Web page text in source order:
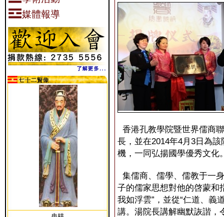
媒體報導
香港孔教學院暨世界儒商
長，並在2014年4月3日為
機，一同弘揚國學優秀文化
集儒商、儒學、儒教于一
子的儒家思想對他的啓蒙和
我如浮雲”，並從“仁道、義
講。湯院長講解幽默詼諧，